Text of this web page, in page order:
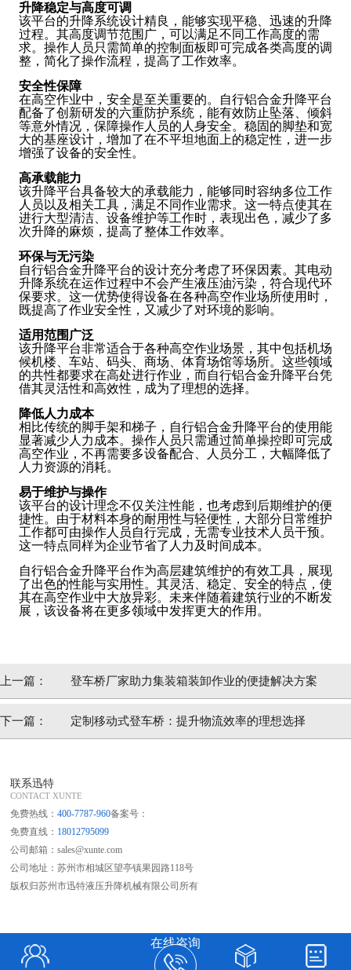
升降稳定与高度可调
该平台的升降系统设计精良，能够实现平稳、迅速的升降
过程。其高度调节范围广，可以满足不同工作高度的需
求。操作人员只需简单的控制面板即可完成各类高度的调
整，简化了操作流程，提高了工作效率。
安全性保障
在高空作业中，安全是至关重要的。自行铝合金升降平台
配备了创新研发的六重防护系统，能有效防止坠落、倾斜
等意外情况，保障操作人员的人身安全。稳固的脚垫和宽
大的基座设计，增加了在不平坦地面上的稳定性，进一步
增强了设备的安全性。
高承载能力
该升降平台具备较大的承载能力，能够同时容纳多位工作
人员以及相关工具，满足不同作业需求。这一特点使其在
进行大型清洁、设备维护等工作时，表现出色，减少了多
次升降的麻烦，提高了整体工作效率。
环保与无污染
自行铝合金升降平台的设计充分考虑了环保因素。其电动
升降系统在运作过程中不会产生液压油污染，符合现代环
保要求。这一优势使得设备在各种高空作业场所使用时，
既提高了作业安全性，又减少了对环境的影响。
适用范围广泛
该升降平台非常适合于各种高空作业场景，其中包括机场
候机楼、车站、码头、商场、体育场馆等场所。这些领域
的共性都要求在高处进行作业，而自行铝合金升降平台凭
借其灵活性和高效性，成为了理想的选择。
降低人力成本
相比传统的脚手架和梯子，自行铝合金升降平台的使用能
显著减少人力成本。操作人员只需通过简单操控即可完成
高空作业，不再需要多设备配合、人员分工，大幅降低了
人力资源的消耗。
易于维护与操作
该平台的设计理念不仅关注性能，也考虑到后期维护的便
捷性。由于材料本身的耐用性与轻便性，大部分日常维护
工作都可由操作人员自行完成，无需专业技术人员干预。
这一特点同样为企业节省了人力及时间成本。
自行铝合金升降平台作为高层建筑维护的有效工具，展现
了出色的性能与实用性。其灵活、稳定、安全的特点，使
其在高空作业中大放异彩。未来伴随着建筑行业的不断发
展，该设备将在更多领域中发挥更大的作用。
上一篇： 登车桥厂家助力集装箱装卸作业的便捷解决方案
下一篇： 定制移动式登车桥：提升物流效率的理想选择
联系迅特
CONTACT XUNTE
免费热线：400-7787-960备案号：
免费直线： 18012795099
公司邮箱：sales@xunte.com
公司地址：苏州市相城区望亭镇果园路118号
版权归苏州市迅特液压升降机械有限公司所有
在线咨询